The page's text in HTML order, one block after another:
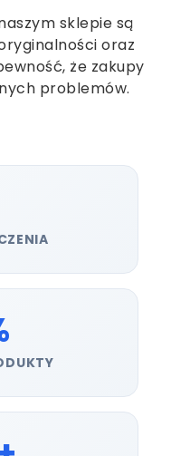
sklepie są
oraz
że zakupy
problemów.